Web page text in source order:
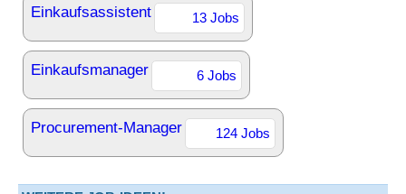
Einkaufsassistent 13 Jobs
Einkaufsmanager 6 Jobs
Procurement-Manager 124 Jobs